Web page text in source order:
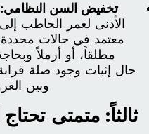
تخفيض السن النظامي:
الأدنى لعمر الخاطب إلى
معتمد في حالات
مطلقاً، أو أرملاً
حال إثبات وجود صلة
وبين
ثالثاً: متمتى